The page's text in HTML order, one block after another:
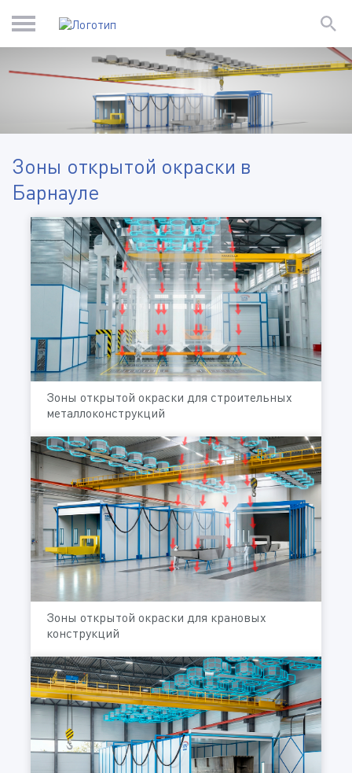
Зоны открытой окраски в
Барнауле
Зоны открытой окраски для строительных
металлоконструкций
Зоны открытой окраски для крановых
конструкций